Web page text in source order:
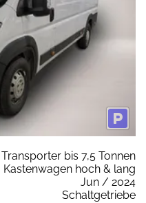
bis 7,5 Tonnen
Kastenwagen hoch & lang
Jun / 2024
Schaltgetriebe